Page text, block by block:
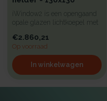
iWindow2 is een opengaand
opale glazen lichtkoepel met
€2.860,21
Op voorraad
In winkelwagen